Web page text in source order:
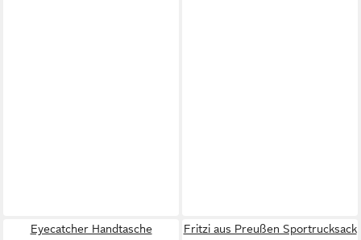
Eyecatcher Handtasche
Fritzi aus Preußen Sportrucksack